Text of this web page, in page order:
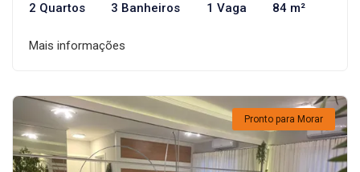
2 Quartos 3 Banheiros 1 Vaga 84 m²
Mais informações
Pronto para Morar